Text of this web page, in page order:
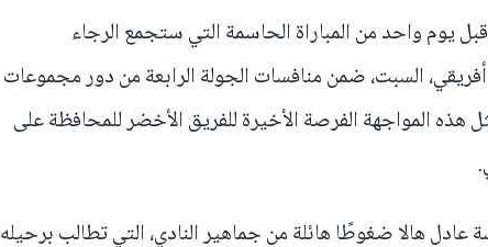
قبل يوم واحد من المباراة الحاسمة التي ستجمع الرجاء
السبت، ضمن منافسات الجولة الرابعة من دور مجموعات
هذه المواجهة الفرصة الأخيرة للفريق الأخضر للمحافظة على
عادل هالا ضغوطًا هائلة من جماهير النادي، التي تطالب برحيله